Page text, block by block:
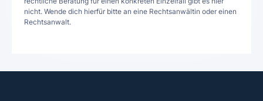
nicht. Wende dich hierfür bitte an eine Rechtsanwältin oder einen
Rechtsanwalt.